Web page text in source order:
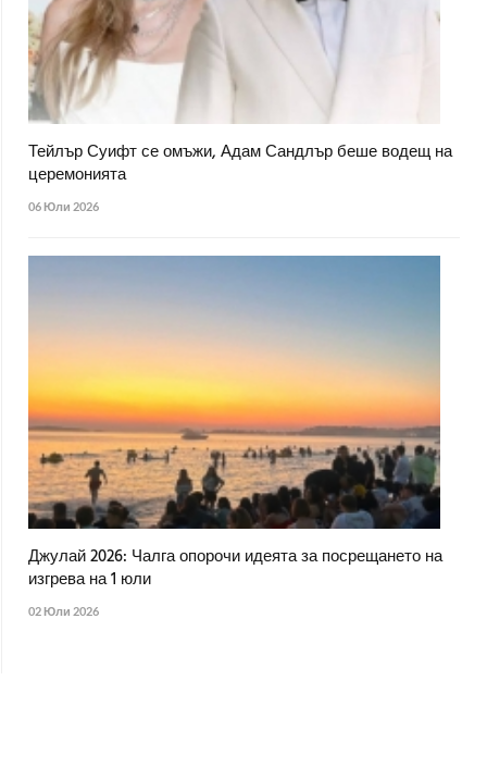
Тейлър Суифт се омъжи, Адам Сандлър беше водещ на
церемонията
06 Юли 2026
Джулай 2026: Чалга опорочи идеята за посрещането на
изгрева на 1 юли
02 Юли 2026